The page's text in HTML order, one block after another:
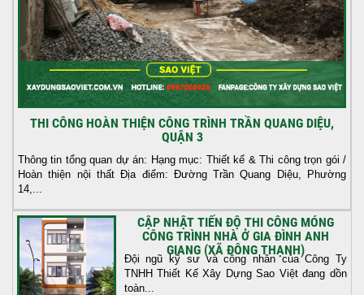
THI CÔNG HOÀN THIỆN CÔNG TRÌNH TRẦN QUANG DIỆU,
QUẬN 3
Thông tin tổng quan dự án: Hạng mục: Thiết kế & Thi công trọn gói /
Hoàn thiện nội thất Địa điểm: Đường Trần Quang Diệu, Phường
14,...
CẬP NHẬT TIẾN ĐỘ THI CÔNG MÓNG
CÔNG TRÌNH NHÀ Ở GIA ĐÌNH ANH
GIANG (XÃ ĐÔNG THẠNH)
Đội ngũ kỹ sư và công nhân của Công Ty
TNHH Thiết Kế Xây Dựng Sao Việt đang dồn
toàn...